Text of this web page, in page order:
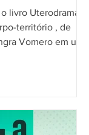
livro Uterodrama:
território , de
em uma
através de
de enciclopédias